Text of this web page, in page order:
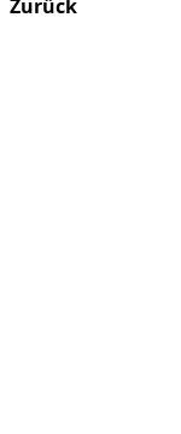
Zurück